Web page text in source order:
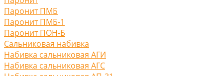
Паронит ПМБ
Паронит ПМБ-1
Паронит ПОН-Б
Сальниковая набивка
Набивка сальниковая АГИ
Набивка сальниковая АГС